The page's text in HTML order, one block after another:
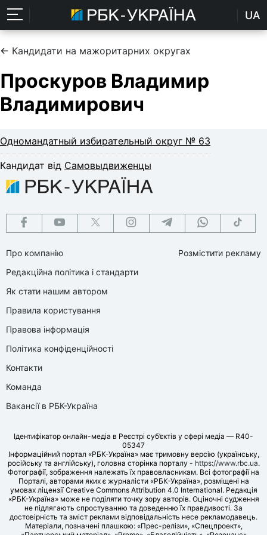
UA
← Кандидати на мажоритарних округах
Проскуров Владимир
Владимирович
Одномандатный избирательный округ № 63
Кандидат від Самовыдвиженцы
Про компанію
Редакційна політика і стандарти
Як стати нашим автором
Правила користування
Правова інформація
Політика конфіденційності
Контакти
Команда
Вакансії в РБК-Україна
Розмістити рекламу
Ідентифікатор онлайн-медіа в Реєстрі суб’єктів у сфері медіа — R40-
05347
Інформаційний портал «РБК-Україна» має тримовну версію (українську,
російську та англійську), головна сторінка порталу - https://www.rbc.ua.
Фотографії, зображення належать їх правовласникам. Всі фотографії на
Порталі, авторами яких є журналісти «РБК-Україна», розміщені на
умовах ліцензії Creative Commons Attribution 4.0 International. Редакція
«РБК-Україна» може не поділяти точку зору авторів. Оціночні судження
не підлягають спростуванню та доведенню їх правдивості. За
достовірність та зміст реклами відповідальність несе рекламодавець.
Матеріали, позначені плашкою: «Прес-релізи», «Спецпроект»,